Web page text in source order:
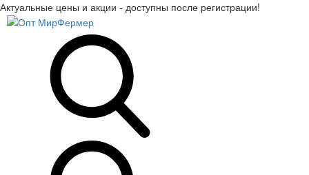
Актуальные цены и акции - доступны после регистрации!